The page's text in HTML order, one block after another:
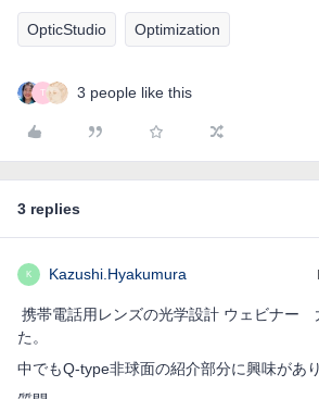
OpticStudio Optimization
T 3 people like this
3 replies
K Kazushi.Hyakumura
携帯電話用レンズの光学設計 ウェビナー
た。
中でもQ-type非球面の紹介部分に興味があり